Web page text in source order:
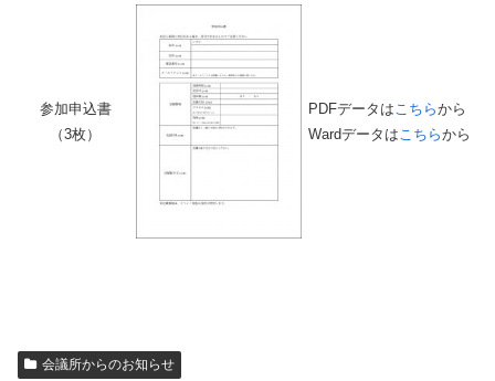
参加申込書
（3枚）
PDFデータはこちらから
Wardデータはこちらから
会議所からのお知らせ